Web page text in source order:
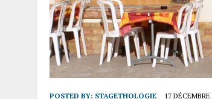
POSTED BY: STAGETHOLOGIE 17 DÉCEMBRE